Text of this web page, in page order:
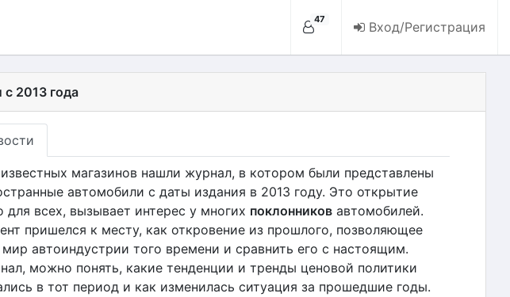
47 Вход/Регистрация
2013 года
магазинов нашли журнал, в котором были представлены
автомобили с даты издания в 2013 году. Это открытие
для всех, вызывает интерес у многих поклонниковавтомобилей.
пришелся к месту, как откровение из прошлого, позволяющее
мир автоиндустрии того времени и сравнить его с настоящим.
можно понять, какие тенденции и тренды ценовой политики
в тот период и как изменилась ситуация за прошедшие годы.